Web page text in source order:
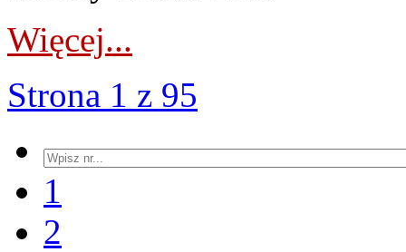
Więcej...
Strona 1 z 95
1
2